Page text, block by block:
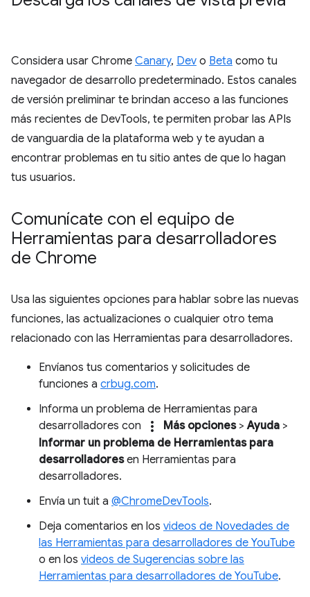
Considera usar Chrome Canary, Dev o Beta como tu
navegador de desarrollo predeterminado. Estos canales
de versión preliminar te brindan acceso a las funciones
más recientes de DevTools, te permiten probar las APIs
de vanguardia de la plataforma web y te ayudan a
encontrar problemas en tu sitio antes de que lo hagan
tus usuarios.
Comunícate con el equipo de
Herramientas para desarrolladores
de Chrome
Usa las siguientes opciones para hablar sobre las nuevas
funciones, las actualizaciones o cualquier otro tema
relacionado con las Herramientas para desarrolladores.
Envíanos tus comentarios y solicitudes de
funciones a crbug.com.
Informa un problema de Herramientas para
desarrolladores con
more_vert Más opciones>Ayuda >
Informar un problema de Herramientas para
desarrolladoresen Herramientas para
desarrolladores.
Envía un tuit a @ChromeDevTools.
Deja comentarios en los videos de Novedades de
las Herramientas para desarrolladores de YouTube
o en los videos de Sugerencias sobre las
Herramientas para desarrolladores de YouTube.